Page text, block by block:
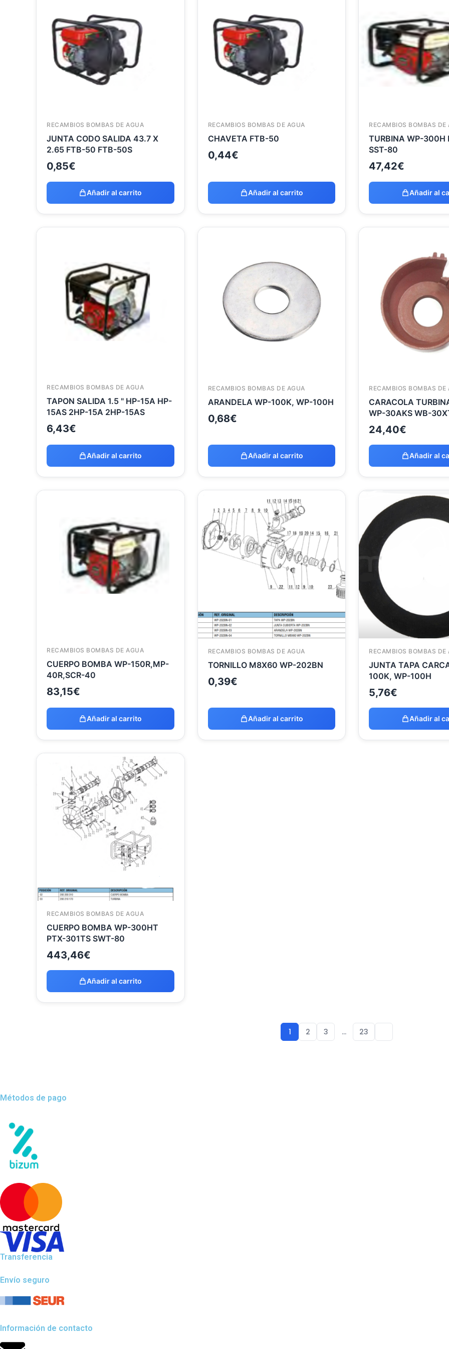
RECAMBIOS BOMBAS DE AGUA
JUNTA CODO SALIDA 43.7 X
2.65 FTB-50 FTB-50S
0,85€
Añadir al carrito
RECAMBIOS BOMBAS DE AGUA
CHAVETA FTB-50
0,44€
Añadir al carrito
RECAMBIOS BOMBAS DE
TURBINA WP-300H
SST-80
47,42€
Añadir al
RECAMBIOS BOMBAS DE AGUA
TAPON SALIDA 1.5 " HP-15A HP-
15AS 2HP-15A 2HP-15AS
6,43€
Añadir al carrito
RECAMBIOS BOMBAS DE AGUA
ARANDELA WP-100K, WP-100H
0,68€
Añadir al carrito
RECAMBIOS BOMBAS DE
CARACOLA
WP-30AKS WB-
24,40€
Añadir al
RECAMBIOS BOMBAS DE AGUA
CUERPO BOMBA WP-150R,MP-
40R,SCR-40
83,15€
Añadir al carrito
RECAMBIOS BOMBAS DE AGUA
TORNILLO M8X60 WP-202BN
0,39€
Añadir al carrito
RECAMBIOS BOMBAS DE
JUNTA TAPA
100K, WP-100H
5,76€
Añadir al
RECAMBIOS BOMBAS DE AGUA
CUERPO BOMBA WP-300HT
PTX-301TS SWT-80
443,46€
Añadir al carrito
1 2 3 … 23
Métodos de pago
Transferencia
Envío seguro
Información de contacto